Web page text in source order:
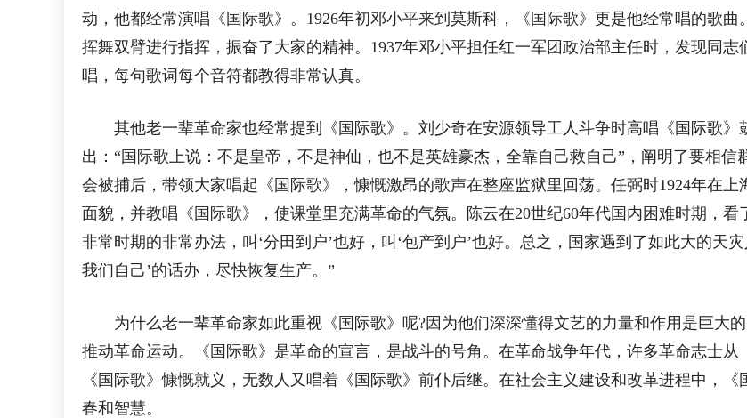
动，他都经常演唱《国际歌》。1926年初邓小平来到莫斯科，《国际歌》更是他经常唱的歌
挥舞双臂进行指挥，振奋了大家的精神。1937年邓小平担任红一军团政治部主任时，发现同
唱，每句歌词每个音符都教得非常认真。
其他老一辈革命家也经常提到《国际歌》。刘少奇在安源领导工人斗争时高唱《国际歌》
出：“国际歌上说：不是皇帝，不是神仙，也不是英雄豪杰，全靠自己救自己”，阐明了要相
会被捕后，带领大家唱起《国际歌》，慷慨激昂的歌声在整座监狱里回荡。任弼时1924年在
面貌，并教唱《国际歌》，使课堂里充满革命的气氛。陈云在20世纪60年代国内困难时期，
非常时期的非常办法，叫‘分田到户’也好，叫‘包产到户’也好。总之，国家遇到了如此大的天
我们自己’的话办，尽快恢复生产。”
为什么老一辈革命家如此重视《国际歌》呢?因为他们深深懂得文艺的力量和作用是巨大的
推动革命运动。《国际歌》是革命的宣言，是战斗的号角。在革命战争年代，许多革命志士
《国际歌》慷慨就义，无数人又唱着《国际歌》前仆后继。在社会主义建设和改革进程中，
春和智慧。